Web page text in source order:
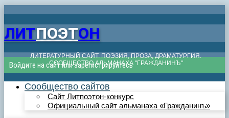
ЛИТПОЭТОН
ЛИТЕРАТУРНЫЙ САЙТ. ПОЭЗИЯ, ПРОЗА, ДРАМАТУРГИЯ.
СООБЩЕСТВО АЛЬМАНАХА "ГРАЖДАНИНЪ"
Войдите на сайт или зарегистрируйтесь
Сообщество сайтов
Сайт Литпоэтон-конкурс
Официальный сайт альманаха «Гражданинъ»